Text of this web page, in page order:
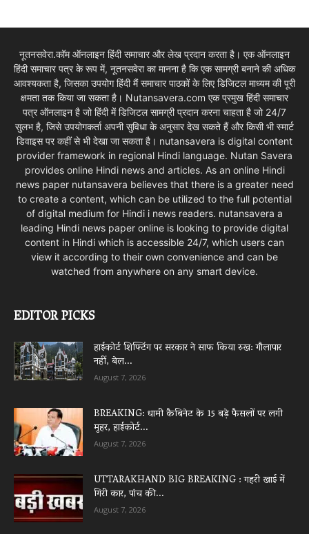
नूतनसवेरा.कॉम ऑनलाइन हिंदी समाचार और लेख प्रदान करता है। एक ऑनलाइन
हिंदी समाचार पत्र के रूप में, नूतनसवेरा का मानना है कि एक सामग्री बनाने की अधिक
आवश्यकता है, जिसका उपयोग हिंदी मैं समाचार पाठकों के लिए डिजिटल माध्यम की पूरी
क्षमता तक किया जा सकता है। Nutansavera.com एक प्रमुख हिंदी समाचार
पत्र ऑनलाइन है जो हिंदी में डिजिटल सामग्री प्रदान करना चाहता है जो 24/7
सुलभ है, जिसे उपयोगकर्ता अपनी सुविधा के अनुसार देख सकते हैं और किसी भी स्मार्ट
डिवाइस पर कहीं से भी देखा जा सकता है। nutansavera is digital content
provider framework in regional Hindi language. Nutan Savera
provides online Hindi news and articles. As an online Hindi
news paper nutansavera believes that there is a greater need
to create a content, which can be utilized to the full potential
of digital medium for Hindi i news readers. nutansavera a
leading Hindi news paper online is looking to provide digital
content in Hindi which is accessible 24/7, which users can
view it according to their own convenience and can be
watched from anywhere on any smart device.
EDITOR PICKS
हाईकोर्ट शिफ्टिंग पर सरकार ने साफ किया रुख: गौलापार
नहीं, बेल...
August 7, 2026
BREAKING: धामी कैबिनेट के 15 बड़े फैसलों पर लगी
मुहर, हाईकोर्ट...
August 7, 2026
UTTARAKHAND BIG BREAKING : गहरी खाई में
गिरी कार, पांच की...
August 7, 2026